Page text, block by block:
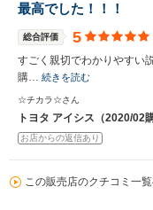
最高でした！！！
総合評価 5
すごく親切でわかりやすい
購… 続きを読む
☆チカラ☆さん
トヨタ アイシス（2020/02購
お店からの返信あり
この販売店のクチコミ一